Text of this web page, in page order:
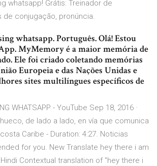
whatsapp! Grátis: Treinador de
de conjugação, pronúncia.
whatsapp. Português. Olá! Estou
MyMemory é a maior memória de
Ele foi criado coletando memórias
Europeia e das Nações Unidas e
sites multilíngues específicos de
WHATSAPP - YouTube Sep 18, 2016 ·
de lado a lado, en vía que comunica
Caribe - Duration: 4:27. Noticias
for you. New Translate hey there i am
Contextual translation of "hey there i